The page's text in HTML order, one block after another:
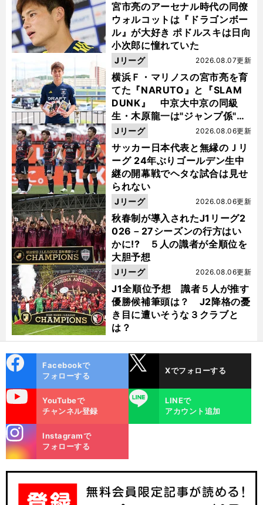
宮市亮のアーセナル時代の同僚
ウォルコットは『ドラゴンボー
ル』が大好き ポドルスキは日向
小次郎に憧れていた
横浜Ｆ・マリノスの宮市亮を育
てた『NARUTO』と『SLAM
DUNK』 中京大中京の同級
生・木原龍一は"ジャンプ係"だ
った
2026.08.07更新
Jリーグ
サッカー日本代表と無縁のＪリ
ーグ 24年ぶりゴールデン生中
継の開幕戦でヘタな試合は見せ
られない
2026.08.06更新
Jリーグ
秋春制が導入されたJ1リーグ2
026－27シーズンの行方はい
かに!? ５人の識者が全順位を
大胆予想
2026.08.06更新
Jリーグ
J1全順位予想 識者５人が推す
優勝候補筆頭は？ J2降格の憂
き目に遭いそうな３クラブと
は？
2026.08.06更新
Jリーグ
ok
Facebookで
フォローする
Xでフォローする
YouTubeで
チャンネル登録
LINE
LINEで
アカウント追加
m
Instagramで
フォローする